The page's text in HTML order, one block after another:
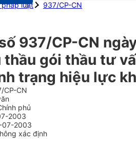
pháp luật 937/CP-CN
937/CP-CN
thầu gói thầu tư
trạng hiệu lực
CP-CN
phủ
2003
07-2003
xác định